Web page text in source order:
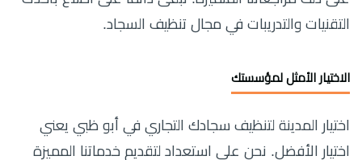
التقنيات والتدريبات في مجال تنظيف السجاد.
الاختيار الأمثل لمؤسستك
اختيار المدينة لتنظيف سجادك التجاري في أبو ظبي يعني
اختيار الأفضل. نحن على استعداد لتقديم خدماتنا المميزة